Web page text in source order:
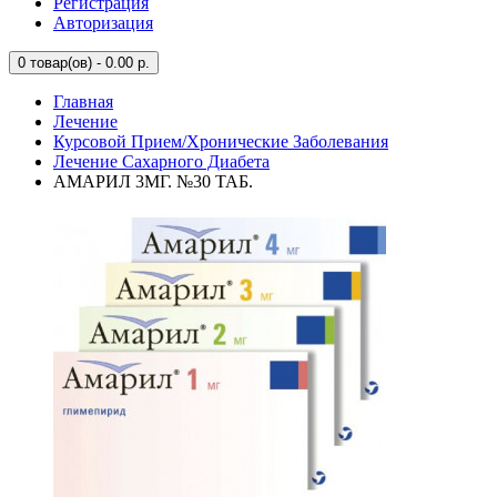
Авторизация
0 товар(ов) - 0.00 р.
Главная
Лечение
Курсовой Прием/Хронические Заболевания
Лечение Сахарного Диабета
АМАРИЛ 3МГ. №30 ТАБ.